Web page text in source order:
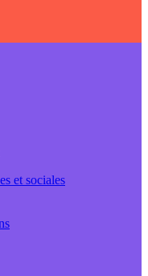
et sociales